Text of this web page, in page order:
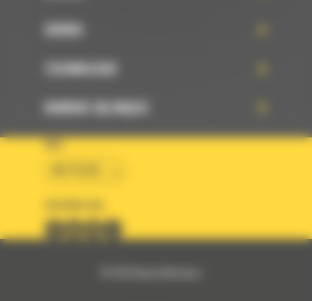
SERWIS
TECHNOLOGIE
DOWIEDZ SIĘ WIĘCEJ
KRAJ